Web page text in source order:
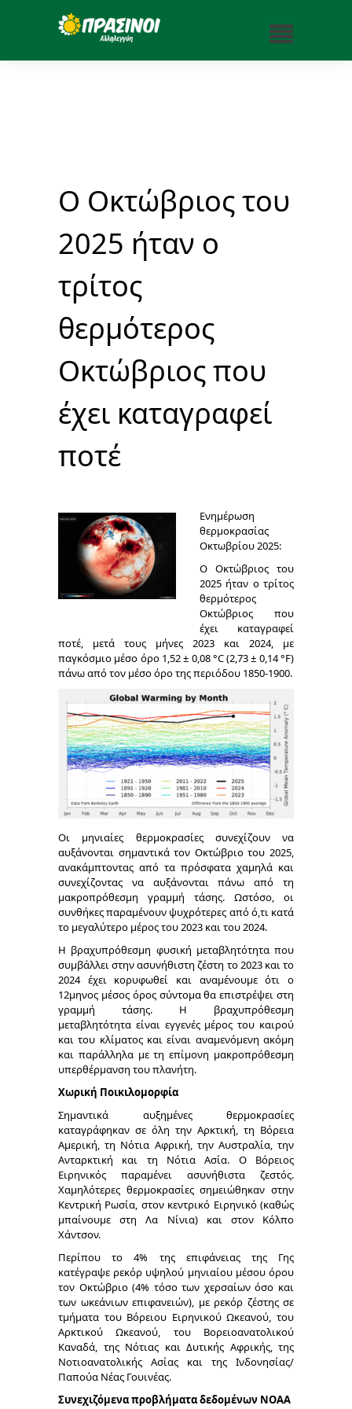
Ο Οκτώβριος του
2025 ήταν ο
τρίτος
θερμότερος
Οκτώβριος που
έχει καταγραφεί
ποτέ
Ενημέρωση
θερμοκρασίας
Οκτωβρίου 2025:
Ο Οκτώβριος του
2025 ήταν ο τρίτος
θερμότερος
Οκτώβριος που
έχει καταγραφεί
ποτέ, μετά τους μήνες 2023 και 2024, με
παγκόσμιο μέσο όρο 1,52 ± 0,08 °C (2,73 ± 0,14 °F)
πάνω από τον μέσο όρο της περιόδου 1850-1900.
Οι μηνιαίες θερμοκρασίες συνεχίζουν να
αυξάνονται σημαντικά τον Οκτώβριο του 2025,
ανακάμπτοντας από τα πρόσφατα χαμηλά και
συνεχίζοντας να αυξάνονται πάνω από τη
μακροπρόθεσμη γραμμή τάσης. Ωστόσο, οι
συνθήκες παραμένουν ψυχρότερες από ό,τι κατά
το μεγαλύτερο μέρος του 2023 και του 2024.
Η βραχυπρόθεσμη φυσική μεταβλητότητα που
συμβάλλει στην ασυνήθιστη ζέστη το 2023 και το
2024 έχει κορυφωθεί και αναμένουμε ότι ο
12μηνος μέσος όρος σύντομα θα επιστρέψει στη
γραμμή τάσης. Η βραχυπρόθεσμη
μεταβλητότητα είναι εγγενές μέρος του καιρού
και του κλίματος και είναι αναμενόμενη ακόμη
και παράλληλα με τη επίμονη μακροπρόθεσμη
υπερθέρμανση του πλανήτη.
Χωρική Ποικιλομορφία
Σημαντικά αυξημένες θερμοκρασίες
καταγράφηκαν σε όλη την Αρκτική, τη Βόρεια
Αμερική, τη Νότια Αφρική, την Αυστραλία, την
Ανταρκτική και τη Νότια Ασία. Ο Βόρειος
Ειρηνικός παραμένει ασυνήθιστα ζεστός.
Χαμηλότερες θερμοκρασίες σημειώθηκαν στην
Κεντρική Ρωσία, στον κεντρικό Ειρηνικό (καθώς
μπαίνουμε στη Λα Νίνια) και στον Κόλπο
Χάντσον.
Περίπου το 4% της επιφάνειας της Γης
κατέγραψε ρεκόρ υψηλού μηνιαίου μέσου όρου
τον Οκτώβριο (4% τόσο των χερσαίων όσο και
των ωκεάνιων επιφανειών), με ρεκόρ ζέστης σε
τμήματα του Βόρειου Ειρηνικού Ωκεανού, του
Αρκτικού Ωκεανού, του Βορειοανατολικού
Καναδά, της Νότιας και Δυτικής Αφρικής, της
Νοτιοανατολικής Ασίας και της Ινδονησίας/
Παπούα Νέας Γουινέας.
Συνεχιζόμενα προβλήματα δεδομένων NOAA